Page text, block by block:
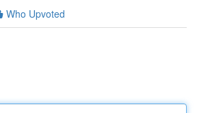
Who Upvoted